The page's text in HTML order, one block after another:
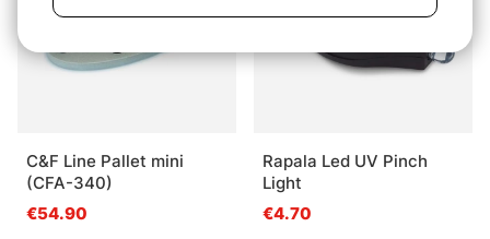
C&F Line Pallet mini
(CFA-340)
€54.90
Rapala Led UV Pinch
Light
€4.70